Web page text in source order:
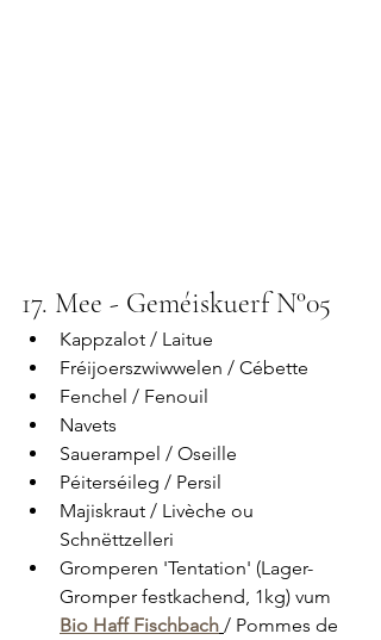
17. Mee - Geméiskuerf N°05
Kappzalot / Laitue
Fréijoerszwiwwelen / Cébette
Fenchel / Fenouil
Navets
Sauerampel / Oseille
Péiterséileg / Persil
Majiskraut / Livèche ou
Schnëttzelleri
Gromperen 'Tentation' (Lager-
Gromper festkachend, 1kg) vum
Bio Haff Fischbach / Pommes de